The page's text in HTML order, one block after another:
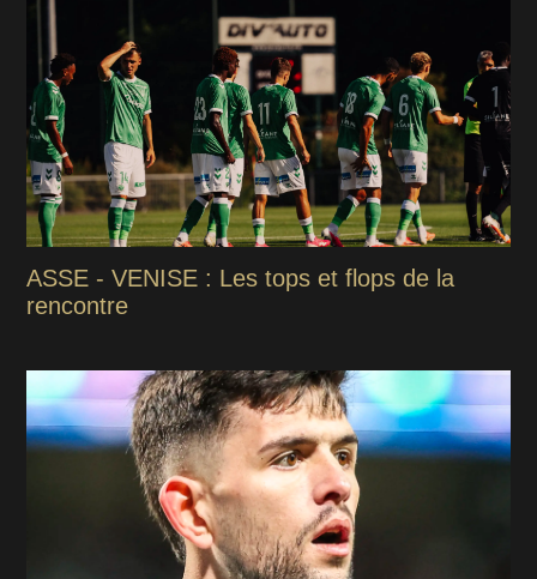
ASSE - VENISE : Les tops et flops de la
rencontre